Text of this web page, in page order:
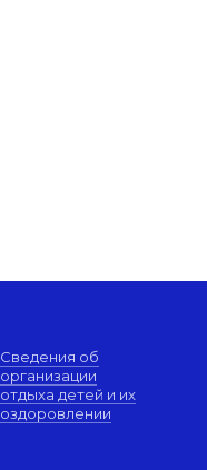
Сведения об
организации
отдыха детей и их
оздоровлении